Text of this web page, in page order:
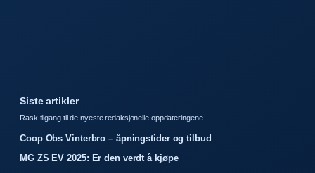
Siste artikler
Rask tilgang til de nyeste redaksjonelle oppdateringene.
Coop Obs Vinterbro – åpningstider og tilbud
MG ZS EV 2025: Er den verdt å kjøpe